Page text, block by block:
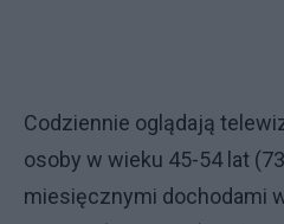
Codziennie oglądają
osoby w wieku 45-54 lat
miesięcznymi dochodami